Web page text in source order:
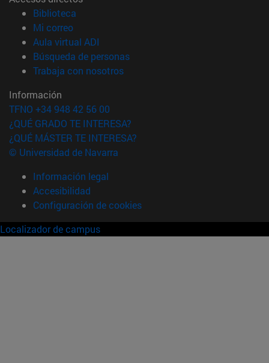
Biblioteca
Mi correo(abre en nueva ventana)
Aula virtual ADI
Búsqueda de personas(abre en nueva ventana)
Trabaja con nosotros(abre en nueva ventana)
Información
TFNO +34 948 42 56 00
¿QUÉ GRADO TE INTERESA?
¿QUÉ MÁSTER TE INTERESA?
© Universidad de Navarra
Información legal
Accesibilidad
Configuración de cookies
Localizador de campus